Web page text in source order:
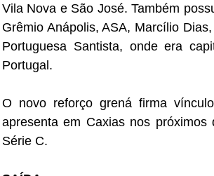
Vila Nova e São José. Também
Grêmio Anápolis, ASA, Marcílio
Portuguesa Santista, onde era
Portugal.
O novo reforço grená firma
apresenta em Caxias nos
Série C.